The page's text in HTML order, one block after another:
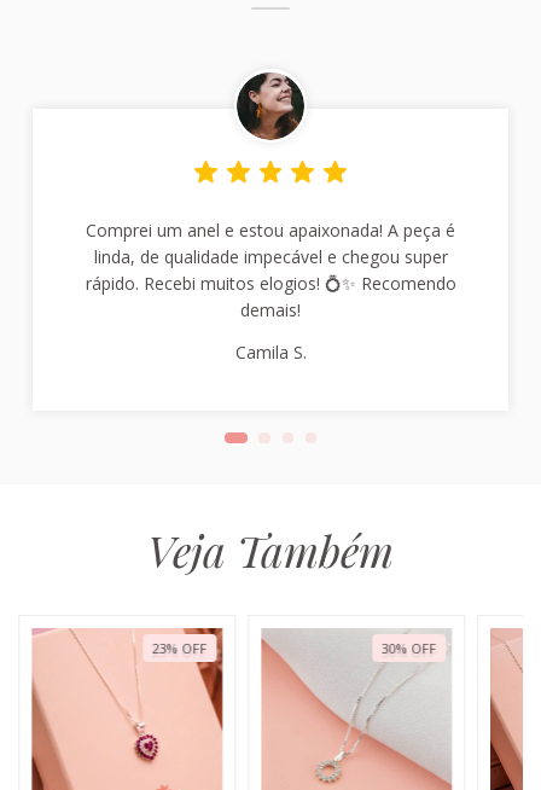
Comprei um anel e estou apaixonada! A peça é
linda, de qualidade impecável e chegou super
rápido. Recebi muitos elogios! 💍✨ Recomendo
demais!
Camila S.
Veja Também
23% OFF 30% OFF